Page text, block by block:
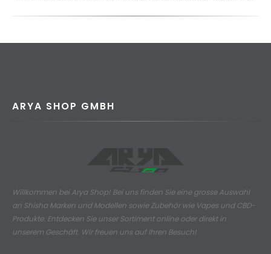
ARYA SHOP GMBH
Willkommen bei Arya Shop! Bei uns finden Sie eine grosse Auswahl
an Shisha Marken und Modellen sowie Zubehör wie Vapes und CBD-
Produkte. Entdecken Sie unser Sortiment online oder direkt in
unserem Geschäft. Wir freuen uns auf Ihren Besuch!